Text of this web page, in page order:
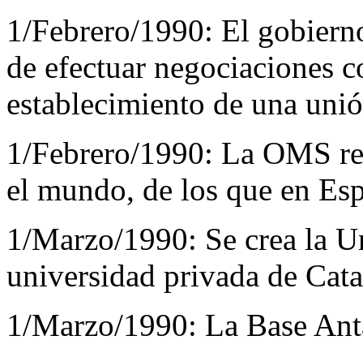
1/Febrero/1990: El
de efectuar negociaciones
establecimiento de una
1/Febrero/1990: La OMS
el mundo, de los que en
1/Marzo/1990: Se crea la
universidad privada de
1/Marzo/1990: La Base